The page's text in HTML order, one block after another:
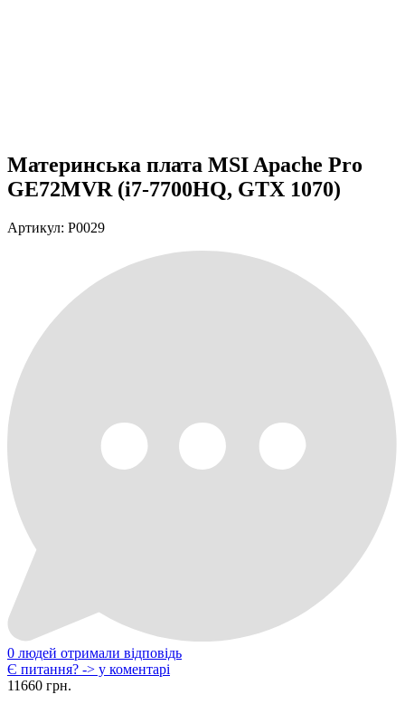
Материнська плата MSI Apache Pro
GE72MVR (i7-7700HQ, GTX 1070)
Артикул: P0029
0 людей отримали відповідь
Є питання? -> у коментарі
11660 грн.